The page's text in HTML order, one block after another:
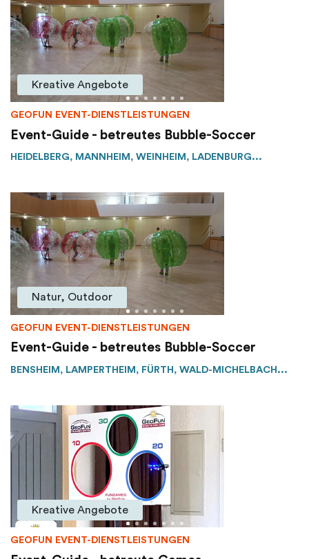
Kreative Angebote
GEOFUN EVENT-DIENSTLEISTUNGEN
Event-Guide - betreutes Bubble-Soccer
HEIDELBERG, MANNHEIM, WEINHEIM, LADENBURG...
Natur, Outdoor
GEOFUN EVENT-DIENSTLEISTUNGEN
Event-Guide - betreutes Bubble-Soccer
BENSHEIM, LAMPERTHEIM, FÜRTH, WALD-MICHELBACH...
Kreative Angebote
GEOFUN EVENT-DIENSTLEISTUNGEN